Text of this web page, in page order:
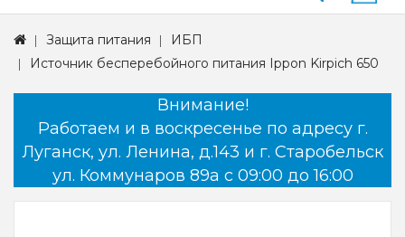
Защита питания
ИБП
Источник бесперебойного питания Ippon Kirpich 650
Внимание!
Работаем и в воскресенье по адресу г.
Луганск, ул. Ленина, д.143 и г. Старобельск
ул. Коммунаров 89а с 09:00 до 16:00